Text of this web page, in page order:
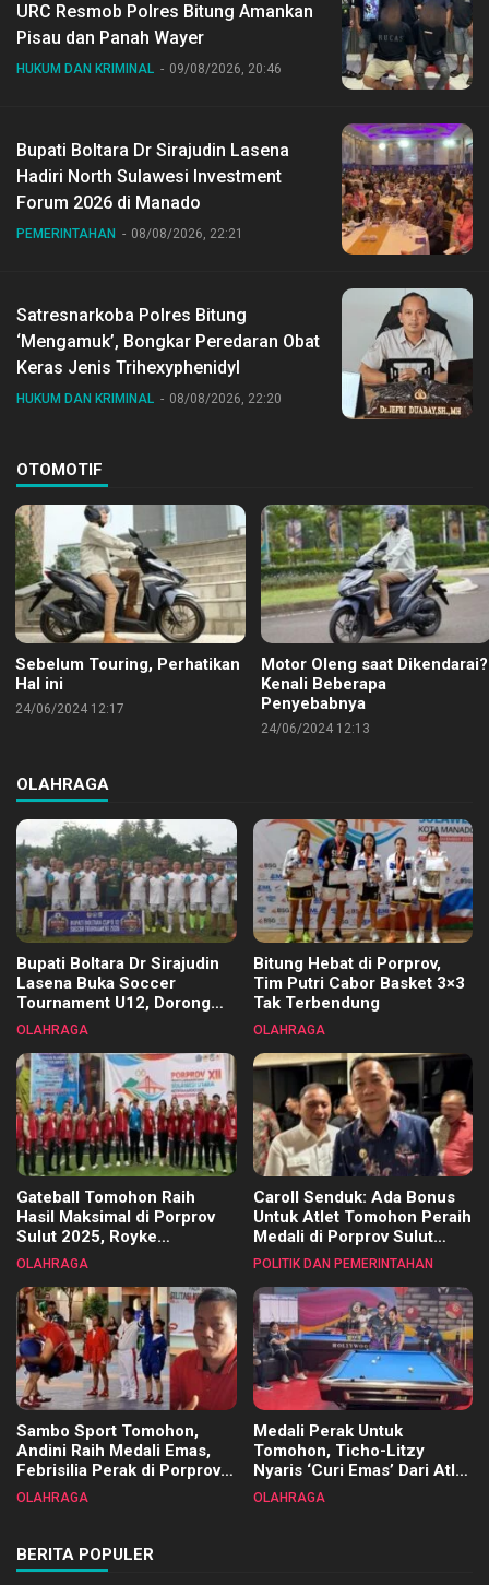
URC Resmob Polres Bitung Amankan
Pisau dan Panah Wayer
HUKUM DAN KRIMINAL 09/08/2026, 20:46
Bupati Boltara Dr Sirajudin Lasena
Hadiri North Sulawesi Investment
Forum 2026 di Manado
PEMERINTAHAN 08/08/2026, 22:21
Satresnarkoba Polres Bitung
‘Mengamuk’, Bongkar Peredaran Obat
Keras Jenis Trihexyphenidyl
HUKUM DAN KRIMINAL 08/08/2026, 22:20
OTOMOTIF
Sebelum Touring, Perhatikan
Hal ini
24/06/2024 12:17
Motor Oleng saat Dikendarai?
Kenali Beberapa
Penyebabnya
24/06/2024 12:13
OLAHRAGA
Bupati Boltara Dr Sirajudin
Lasena Buka Soccer
Tournament U12, Dorong
Pembinaan Merata di Setiap
OLAHRAGA
Bitung Hebat di Porprov,
Tim Putri Cabor Basket 3×3
Tak Terbendung
OLAHRAGA
Gateball Tomohon Raih
Hasil Maksimal di Porprov
Sulut 2025, Royke
Tangkawarouw Ucapkan
OLAHRAGA
Caroll Senduk: Ada Bonus
Untuk Atlet Tomohon Peraih
Medali di Porprov Sulut
2025
POLITIK DAN PEMERINTAHAN
Sambo Sport Tomohon,
Andini Raih Medali Emas,
Febrisilia Perak di Porprov
Sulut 2025
OLAHRAGA
Medali Perak Untuk
Tomohon, Ticho-Litzy
Nyaris ‘Curi Emas’ Dari Atlet
Biliar PON di Porprov Sulut
OLAHRAGA
BERITA POPULER